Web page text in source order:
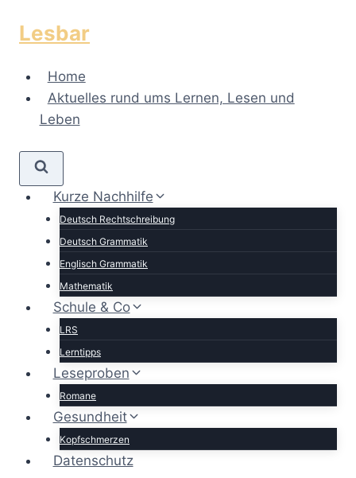
InhaltLesbar
Home
Aktuelles rund ums Lernen, Lesen und
Leben
Kurze Nachhilfe
Deutsch Rechtschreibung
Deutsch Grammatik
Englisch Grammatik
Mathematik
Schule & Co
LRS
Lerntipps
Leseproben
Romane
Gesundheit
Kopfschmerzen
Datenschutz